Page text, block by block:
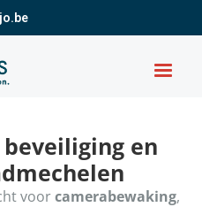
en
voorcamerabewaking,